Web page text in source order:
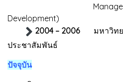
Management
Development)
2004 – 2006มหาวิทยา
ประชาสัมพันธ์
ปัจจุบัน